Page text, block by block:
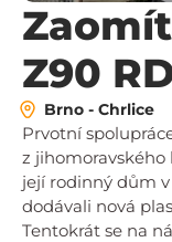
Z90
Brno - Chrlice
Prvotní
z jihomoravského
její rodinný dům
dodávali nová
Tentokrát se na